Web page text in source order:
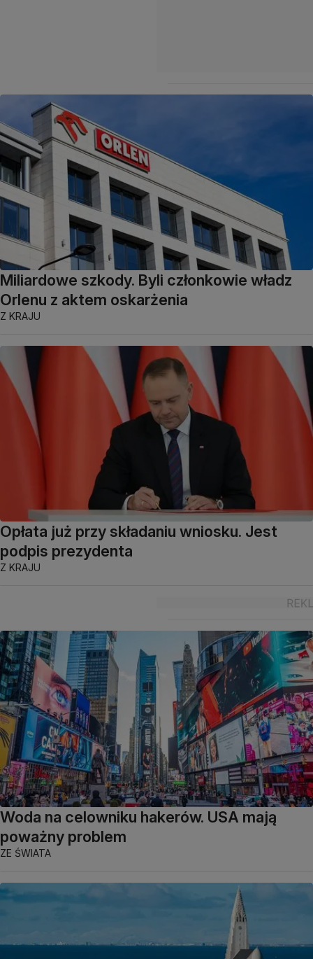
Miliardowe szkody. Byli członkowie władz
Orlenu z aktem oskarżenia
Z KRAJU
Opłata już przy składaniu wniosku. Jest
podpis prezydenta
Z KRAJU
Woda na celowniku hakerów. USA mają
poważny problem
ZE ŚWIATA